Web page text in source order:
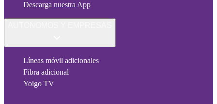
Descarga nuestra App
Líneas móvil adicionales
Fibra adicional
Yoigo TV